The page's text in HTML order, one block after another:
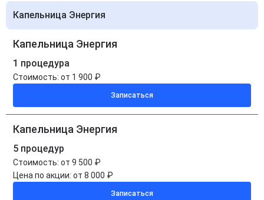
Капельница Энергия
Капельница Энергия
1 процедура
Стоимость: от 1 900 ₽
Записаться
Капельница Энергия
5 процедур
Стоимость: от 9 500 ₽
Цена по акции: от 8 000 ₽
Записаться